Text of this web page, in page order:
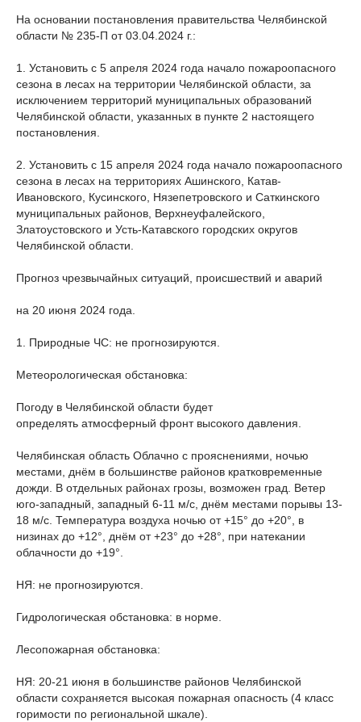
На основании постановления правительства Челябинской
области № 235-П от 03.04.2024 г.:
1. Установить с 5 апреля 2024 года начало пожароопасного
сезона в лесах на территории Челябинской области, за
исключением территорий муниципальных образований
Челябинской области, указанных в пункте 2 настоящего
постановления.
2. Установить с 15 апреля 2024 года начало пожароопасного
сезона в лесах на территориях Ашинского, Катав-
Ивановского, Кусинского, Нязепетровского и Саткинского
муниципальных районов, Верхнеуфалейского,
Златоустовского и Усть-Катавского городских округов
Челябинской области.
Прогноз чрезвычайных ситуаций, происшествий и аварий
на 20 июня 2024 года.
1. Природные ЧС: не прогнозируются.
Метеорологическая обстановка:
Погоду в Челябинской области будет
определять атмосферный фронт высокого давления.
Челябинская область Облачно с прояснениями, ночью
местами, днём в большинстве районов кратковременные
дожди. В отдельных районах грозы, возможен град. Ветер
юго-западный, западный 6-11 м/с, днём местами порывы 13-
18 м/с. Температура воздуха ночью от +15° до +20°, в
низинах до +12°, днём от +23° до +28°, при натекании
облачности до +19°.
НЯ: не прогнозируются.
Гидрологическая обстановка: в норме.
Лесопожарная обстановка:
НЯ: 20-21 июня в большинстве районов Челябинской
области сохраняется высокая пожарная опасность (4 класс
горимости по региональной шкале).